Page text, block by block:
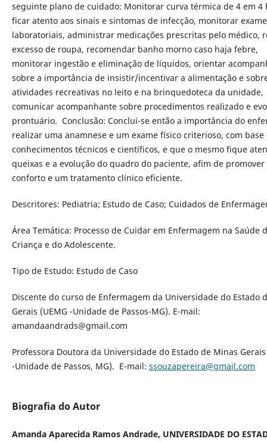
seguinte plano de cuidado: Monitorar curva térmica de 4 em 4
ficar atento aos sinais e sintomas de infecção, monitorar
laboratoriais, administrar medicações prescritas pelo médico,
excesso de roupa, recomendar banho morno caso haja febre,
monitorar ingestão e eliminação de líquidos, orientar
sobre a importância de insistir/incentivar a alimentação e
atividades recreativas no leito e na brinquedoteca da unidade,
comunicar acompanhante sobre procedimentos realizado e
prontuário. Conclusão: Conclui-se então a importância do
realizar uma anamnese e um exame físico criterioso, com base
conhecimentos técnicos e científicos, e que o mesmo fique
queixas e a evolução do quadro do paciente, afim de promover
conforto e um tratamento clínico eficiente.
Descritores: Pediatria; Estudo de Caso; Cuidados de
Área Temática: Processo de Cuidar em Enfermagem na Saúde
Criança e do Adolescente.
Tipo de Estudo: Estudo de Caso
Discente do curso de Enfermagem da Universidade do Estado
Gerais (UEMG -Unidade de Passos-MG). E-mail:
amandaandrads@gmail.com
Professora Doutora da Universidade do Estado de Minas Gerais
-Unidade de Passos, MG). E-mail: ssouzapereira@gmail.com
Biografia do Autor
Amanda Aparecida Ramos Andrade, UNIVERSIDADE DO